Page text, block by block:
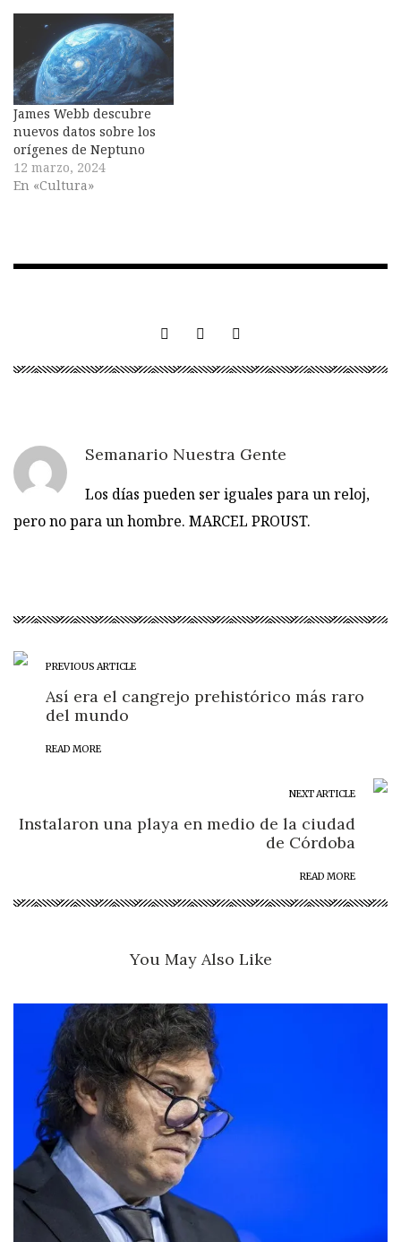
alrededor de asteroides o
cuerpos menores del
sistema solar, que las
que orbitan alrededor
de…
James Webb descubre
nuevos datos sobre los
orígenes de Neptuno
12 marzo, 2024
En «Cultura»
Semanario Nuestra Gente
Los días pueden ser iguales para un reloj,
pero no para un hombre. MARCEL PROUST.
PREVIOUS ARTICLE
Así era el cangrejo prehistórico más raro
del mundo
READ MORE
NEXT ARTICLE
Instalaron una playa en medio de la ciudad
de Córdoba
READ MORE
You May Also Like